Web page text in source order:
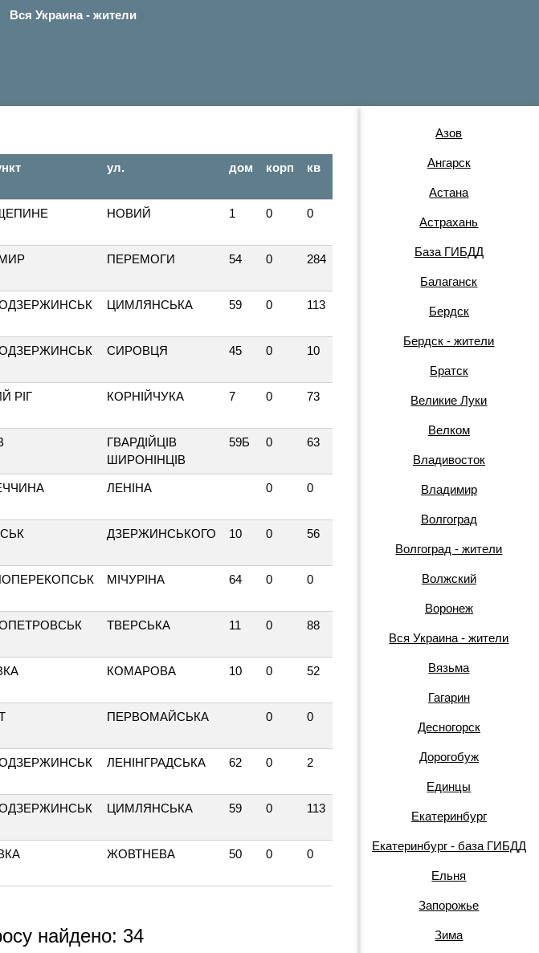
Вся Украина - жители
ул. дом корп кв
НОВИЙ 1 0 0
ПЕРЕМОГИ 54 0 284
ЦИМЛЯНСЬКА 59 0 113
СИРОВЦЯ 45 0 10
РІГ КОРНІЙЧУКА 7 0 73
ГВАРДІЙЦІВ
ШИРОНІНЦІВ
59Б 0 63
ЛЕНІНА 0 0
ДЗЕРЖИНСЬКОГО 10 0 56
МІЧУРІНА 64 0 0
ТВЕРСЬКА 11 0 88
КОМАРОВА 10 0 52
ПЕРВОМАЙСЬКА 0 0
ЛЕНІНГРАДСЬКА 62 0 2
ЦИМЛЯНСЬКА 59 0 113
ЖОВТНЕВА 50 0 0
найдено: 34
Азов
Ангарск
Астана
Астрахань
База ГИБДД
Балаганск
Бердск
Бердск - жители
Братск
Великие Луки
Велком
Владивосток
Владимир
Волгоград
Волгоград - жители
Волжский
Воронеж
Вся Украина - жители
Вязьма
Гагарин
Десногорск
Дорогобуж
Единцы
Екатеринбург
Екатеринбург - база ГИБДД
Ельня
Запорожье
Зима